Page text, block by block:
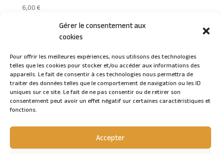
Gérer le consentement aux
cookies
Pour offrir les meilleures expériences, nous utilisons des technologies
telles que les cookies pour stocker et/ou accéder aux informations des
appareils. Le fait de consentir à ces technologies nous permettra de
traiter des données telles que le comportement de navigation ou les ID
uniques sur ce site. Le fait de ne pas consentir ou de retirer son
consentement peut avoir un effet négatif sur certaines caractéristiques et
fonctions.
Accepter
6,00€
Connexion